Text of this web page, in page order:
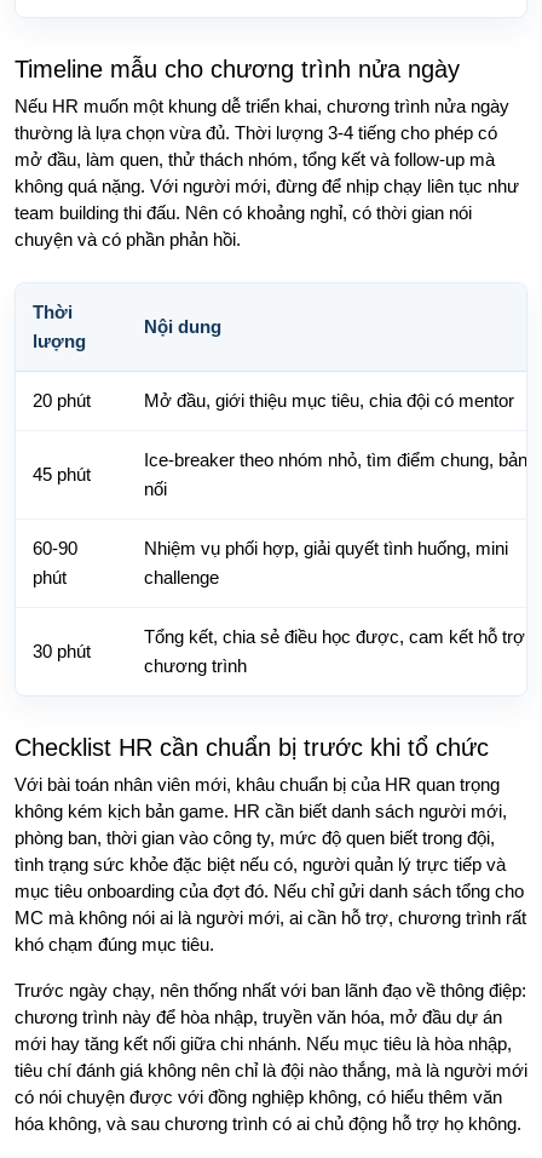
Timeline mẫu cho chương trình nửa ngày
Nếu HR muốn một khung dễ triển khai, chương trình nửa ngày
thường là lựa chọn vừa đủ. Thời lượng 3-4 tiếng cho phép có
mở đầu, làm quen, thử thách nhóm, tổng kết và follow-up mà
không quá nặng. Với người mới, đừng để nhịp chạy liên tục như
team building thi đấu. Nên có khoảng nghỉ, có thời gian nói
chuyện và có phần phản hồi.
Thời
lượng
Nội dung
20 phút Mở đầu, giới thiệu mục tiêu, chia đội có mentor
45 phút
Ice-breaker theo nhóm nhỏ, tìm điểm chung, bản
nối
60-90
phút
Nhiệm vụ phối hợp, giải quyết tình huống, mini
challenge
30 phút
Tổng kết, chia sẻ điều học được, cam kết hỗ trợ
chương trình
Checklist HR cần chuẩn bị trước khi tổ chức
Với bài toán nhân viên mới, khâu chuẩn bị của HR quan trọng
không kém kịch bản game. HR cần biết danh sách người mới,
phòng ban, thời gian vào công ty, mức độ quen biết trong đội,
tình trạng sức khỏe đặc biệt nếu có, người quản lý trực tiếp và
mục tiêu onboarding của đợt đó. Nếu chỉ gửi danh sách tổng cho
MC mà không nói ai là người mới, ai cần hỗ trợ, chương trình rất
khó chạm đúng mục tiêu.
Trước ngày chạy, nên thống nhất với ban lãnh đạo về thông điệp:
chương trình này để hòa nhập, truyền văn hóa, mở đầu dự án
mới hay tăng kết nối giữa chi nhánh. Nếu mục tiêu là hòa nhập,
tiêu chí đánh giá không nên chỉ là đội nào thắng, mà là người mới
có nói chuyện được với đồng nghiệp không, có hiểu thêm văn
hóa không, và sau chương trình có ai chủ động hỗ trợ họ không.